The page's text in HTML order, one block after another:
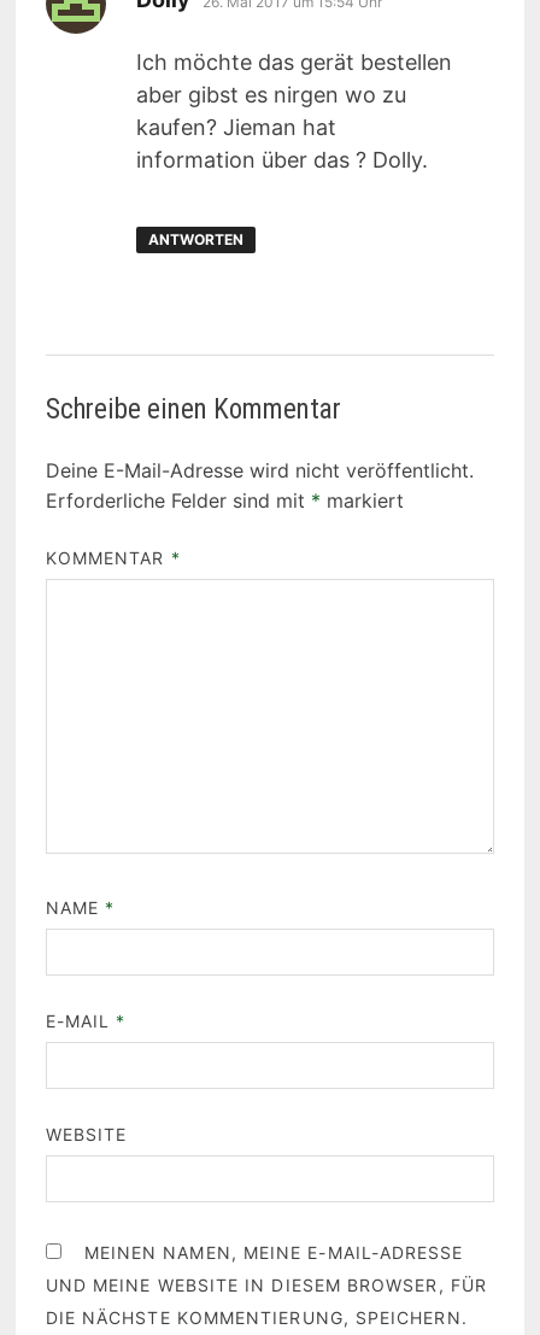
Ich möchte das gerät bestellen
aber gibst es nirgen wo zu
kaufen? Jieman hat
information über das ? Dolly.
ANTWORTEN
Schreibe einen Kommentar
Deine E-Mail-Adresse wird nicht veröffentlicht.
Erforderliche Felder sind mit * markiert
KOMMENTAR *
NAME *
E-MAIL *
WEBSITE
MEINEN NAMEN, MEINE E-MAIL-ADRESSE
UND MEINE WEBSITE IN DIESEM BROWSER, FÜR
DIE NÄCHSTE KOMMENTIERUNG, SPEICHERN.